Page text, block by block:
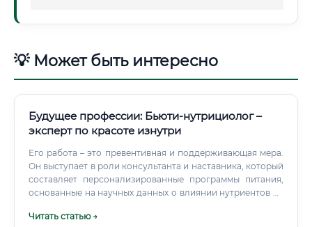
💡 Может быть интересно
Будущее профессии: Бьюти-нутрициолог –
эксперт по красоте изнутри
Его работа – это превентивная и поддерживающая мера.
Он выступает в роли консультанта и наставника, который
составляет персонализированные программы питания,
основанные на научных данных о влиянии нутриентов на
косметологией и медициной, работающее по принципу
Читать статью →